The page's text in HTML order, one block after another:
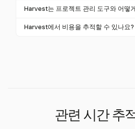
수 있습니다. 고급 통합이 필요하
네, 시간표는 법적 문서이며, 고용
다. 이는 모든 산업 및 지역에서 필
Harvest는 프로젝트 관리 도구와 어떻
Harvest는 Asana, Trello 및 Jira와
Harvest에서 비용을 추적할 수 있나요?
관련 시간 추